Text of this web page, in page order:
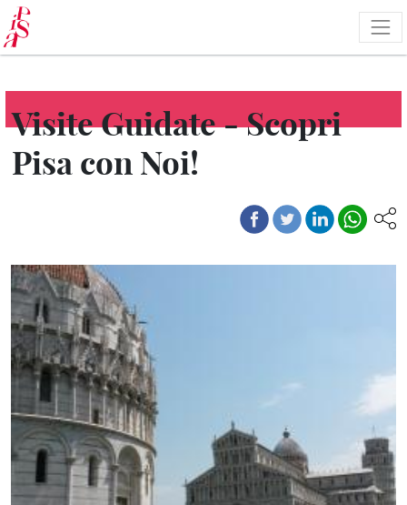
Pasar
al
contenido
principal
Visite Guidate - Scopri
Pisa con Noi!